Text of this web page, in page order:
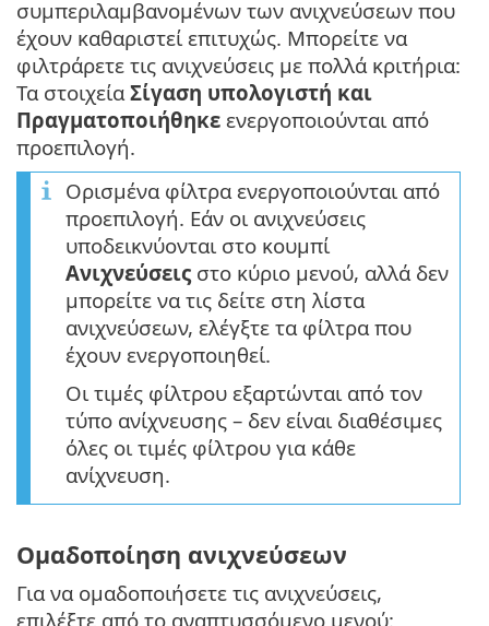
συμπεριλαμβανομένων των ανιχνεύσεων που
έχουν καθαριστεί επιτυχώς. Μπορείτε να
φιλτράρετε τις ανιχνεύσεις με πολλά κριτήρια:
Τα στοιχεία Σίγαση υπολογιστή και
Πραγματοποιήθηκε ενεργοποιούνται από
προεπιλογή.
Ορισμένα φίλτρα ενεργοποιούνται από
προεπιλογή. Εάν οι ανιχνεύσεις
υποδεικνύονται στο κουμπί
Ανιχνεύσεις στο κύριο μενού, αλλά δεν
μπορείτε να τις δείτε στη λίστα
ανιχνεύσεων, ελέγξτε τα φίλτρα που
έχουν ενεργοποιηθεί.
Οι τιμές φίλτρου εξαρτώνται από τον
τύπο ανίχνευσης – δεν είναι διαθέσιμες
όλες οι τιμές φίλτρου για κάθε
ανίχνευση.
Ομαδοποίηση ανιχνεύσεων
Για να ομαδοποιήσετε τις ανιχνεύσεις,
επιλέξτε από το αναπτυσσόμενο μενού: